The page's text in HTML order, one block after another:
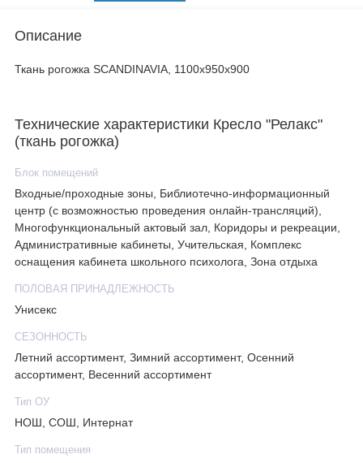
Описание
Ткань рогожка SCANDINAVIA, 1100х950х900
Технические характеристики Кресло "Релакс"
(ткань рогожка)
Блок помещений
Входные/проходные зоны, Библиотечно-информационный
центр (с возможностью проведения онлайн-трансляций),
Многофункциональный актовый зал, Коридоры и рекреации,
Административные кабинеты, Учительская, Комплекс
оснащения кабинета школьного психолога, Зона отдыха
ПОЛОВАЯ ПРИНАДЛЕЖНОСТЬ
Унисекс
СЕЗОННОСТЬ
Летний ассортимент, Зимний ассортимент, Осенний
ассортимент, Весенний ассортимент
Тип ОУ
НОШ, СОШ, Интернат
Тип помещения